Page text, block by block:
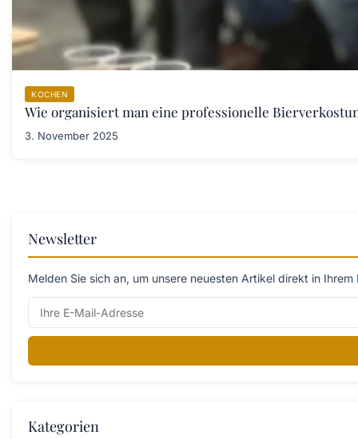
KOCHEN
Wie organisiert man eine professionelle
3. November 2025
Newsletter
Melden Sie sich an, um unsere neuesten Artikel direkt in
Kategorien